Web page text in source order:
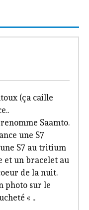
(ça caille
Saamto.
une S7
S7 au tritium
et un bracelet au
de la nuit.
photo sur le
« ..